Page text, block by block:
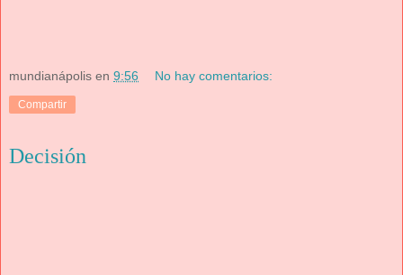
mundianápolis en 9:56 No hay comentarios:
Compartir
Decisión